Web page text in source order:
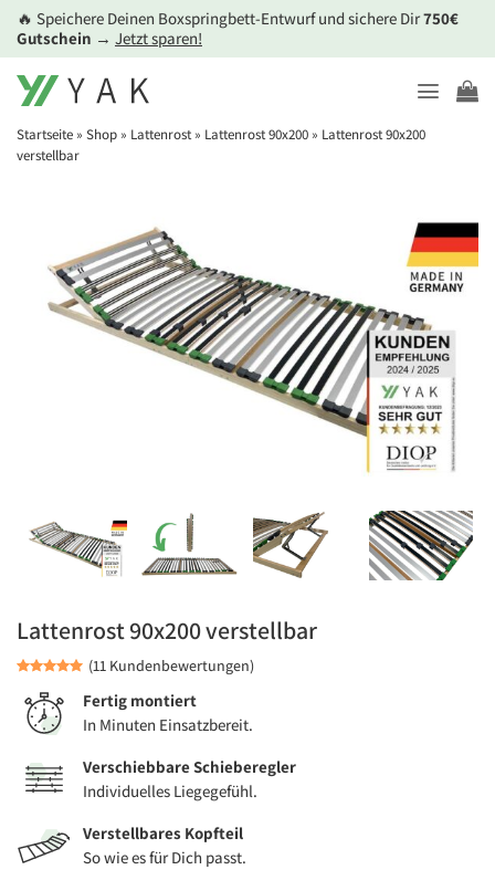
Zum
Inhalt
springen
🔥 Speichere Deinen Boxspringbett-Entwurf und sichere Dir750€
Gutschein → Jetzt sparen!
Lattenrost 90x200 verstellbar
(11 Kundenbewertungen)
Fertig montiert
In Minuten Einsatzbereit.
Verschiebbare Schieberegler
Individuelles Liegegefühl.
Verstellbares Kopfteil
So wie es für Dich passt.
Startseite » Shop » Lattenrost» Lattenrost 90x200 » Lattenrost 90x200
verstellbar